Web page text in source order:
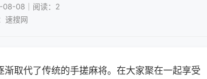
08-08｜阅读：2
速搜网
取代了传统的手搓麻将。在大家聚在一起享受